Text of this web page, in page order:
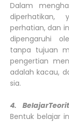
Dalam
diperhatikan,
perhatian, dan
dipengaruhi
tanpa tujuan
pengertian
adalah kacau,
sia.
4.
Bentuk belajar